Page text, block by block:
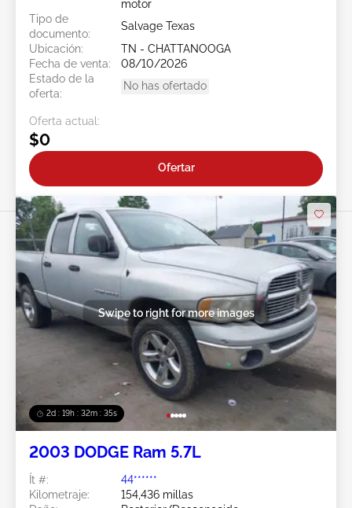
motor
Tipo de
documento:
Salvage Texas
Ubicación:
TN - CHATTANOOGA
Fecha de venta:
08/10/2026
Estado de la
oferta:
No has ofertado
Oferta actual:
$0
Ofertar
2d : 19h : 32m : 32s
Swipe to right for more images
2003 DODGE Ram 5.7L
Ít #:
44******
Kilometraje:
154,436 millas